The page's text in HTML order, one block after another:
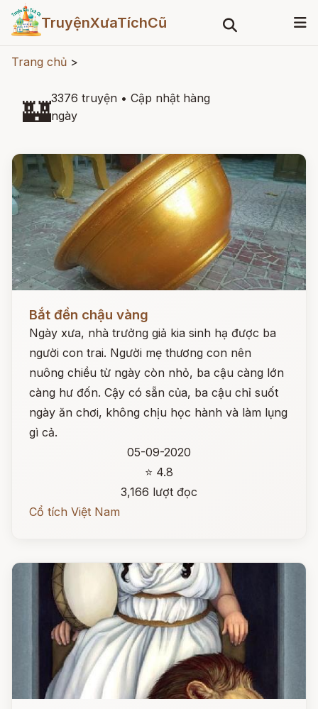
TruyệnXưaTíchCũ
Trang chủ >
🏰3376 truyện • Cập nhật hàng
ngày
Đọc ngay
Bắt đền chậu vàng
Ngày xưa, nhà trưởng giả kia sinh hạ được ba
người con trai. Người mẹ thương con nên
nuông chiều từ ngày còn nhỏ, ba cậu càng lớn
càng hư đốn. Cậy có sẵn của, ba cậu chỉ suốt
ngày ăn chơi, không chịu học hành và làm lụng
gì cả.
05-09-2020
⭐ 4.8
3,166 lượt đọc
Cổ tích Việt Nam